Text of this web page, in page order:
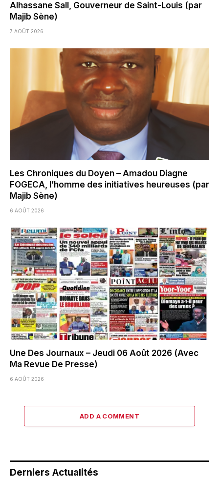
Alhassane Sall, Gouverneur de Saint-Louis (par
Majib Sène)
7 AOÛT 2026
Les Chroniques du Doyen – Amadou Diagne
FOGECA, l’homme des initiatives heureuses (par
Majib Sène)
6 AOÛT 2026
Une Des Journaux – Jeudi 06 Août 2026 (Avec
Ma Revue De Presse)
6 AOÛT 2026
ADD A COMMENT
Derniers Actualités